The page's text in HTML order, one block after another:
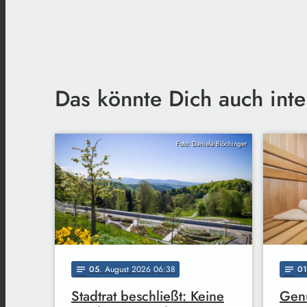
Das könnte Dich auch
Foto: Daniela Blöchinger
notes 05. August 2026 06:38
Stadtrat beschließt: Keine
notes 01